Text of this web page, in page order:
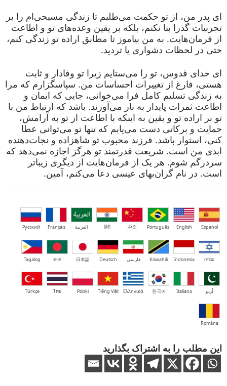
ای پدر من، از تو حکمت می‌طلبم تا زندگی مسیحی‌ام را بر
تجربیات گذرا بنا نکنم، بلکه بر یقین وعده‌های تو و اطاعت
از فرمان‌هایت. به من بیاموز تا مطابق اراده تو زندگی کنم،
حتی در لحظات دشواری یا تردید.
ای خدای قدوس، تو را می‌ستایم زیرا تو وفادار و ثابت
هستی، فارغ از تغییرات احساسات من. سپاسگزارم که مرا
به زندگی تسلیم کامل فرا می‌خوانی، جایی که ایمان و
اطاعت ثمرات پایدار به بار می‌آورند. باشد که ارتباط من با
تو بر اراده تو و یقین به اینکه با اطاعت از تو به آرامش،
حمایت و برکاتی دست می‌یابم که تنها تو می‌توانی عطا
کنی، استوار باشد. فرزند محبوب تو شاهزاده و نجات‌دهنده
ابدی من است. شریعت قدرتمند تو هرگز اجازه نمی‌دهد که
سردرگم شوم. هر یک از فرمان‌هایت از دیگری زیباتر
است. در نام گران‌بهای عیسی دعا می‌کنم، آمین.
Español
English
Português
中文
हिंदी العربية Français
Русский
עברית Indonesia
Kiswahili فارسی Deutsch
日本語
বাংলা
Tagalog
اُردو Italiano
한국어
Ελληνικά
Tiếng Việt
Polski
ไทย
Türkçe
Română
این مطلب را به اشتراک بگذارید